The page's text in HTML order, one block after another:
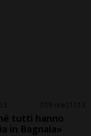
19 ore 1 13
tutti hanno
in Bagnaia»